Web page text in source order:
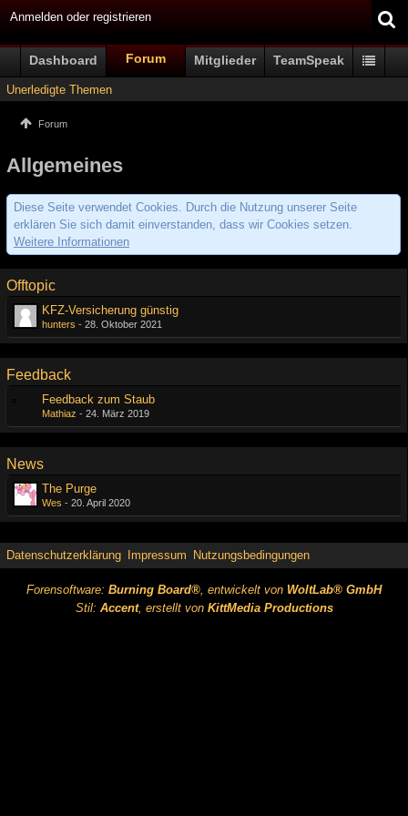
Anmelden oder registrieren
Dashboard Forum Mitglieder TeamSpeak
Unerledigte Themen
Forum
Allgemeines
Diese Seite verwendet Cookies. Durch die Nutzung unserer Seite
erklären Sie sich damit einverstanden, dass wir Cookies setzen.
Weitere Informationen
Offtopic
KFZ-Versicherung günstig
hunters - 28. Oktober 2021
Feedback
Feedback zum Staub
Mathiaz - 24. März 2019
News
The Purge
Wes - 20. April 2020
Datenschutzerklärung Impressum Nutzungsbedingungen
Forensoftware: Burning Board®, entwickelt von WoltLab® GmbH
Stil: Accent, erstellt von KittMedia Productions